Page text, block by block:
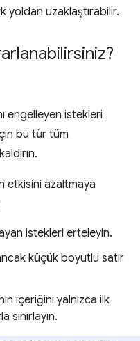
yoldan uzaklaştırabilir.
engelleyen istekleri
bu tür tüm
etkisini azaltmaya
istekleri erteleyin.
küçük boyutlu satır
içeriğini yalnızca ilk